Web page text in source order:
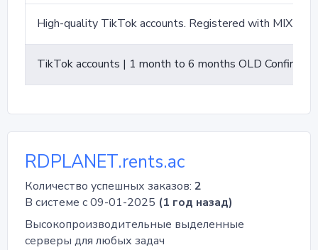
RDPLANET.rents.ac
Количество успешных заказов: 2
В системе с 09-01-2025 (1 год назад)
Высокопроизводительные выделенные
серверы для любых задач